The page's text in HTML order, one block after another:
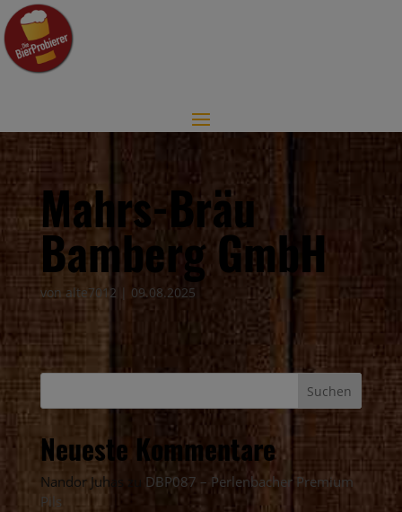
Mahrs-Bräu
Bamberg GmbH
von alte7012 | 09.08.2025
Neueste Kommentare
Nandor Juhas
DBP087 – Perlenbacher Premium
Pils